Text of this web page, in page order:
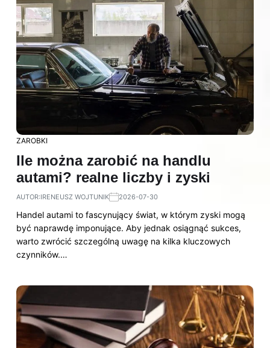
ZAROBKI
Ile można zarobić na handlu
autami? realne liczby i zyski
AUTOR:IRENEUSZ WOJTUNIK 2026-07-30
Handel autami to fascynujący świat, w którym zyski mogą
być naprawdę imponujące. Aby jednak osiągnąć sukces,
warto zwrócić szczególną uwagę na kilka kluczowych
czynników.…